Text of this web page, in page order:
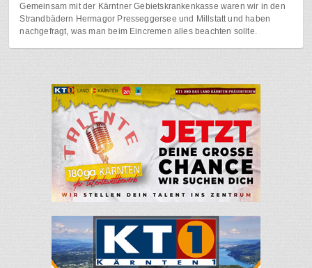
Gemeinsam mit der Kärntner Gebietskrankenkasse waren wir in den
Strandbädern Hermagor Presseggersee und Millstatt und haben
nachgefragt, was man beim Eincremen alles beachten sollte.